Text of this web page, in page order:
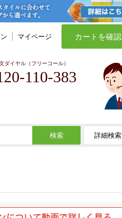
マイページ カートを確認
ダイヤル（フリーコール）
110-383
検索 詳細検索